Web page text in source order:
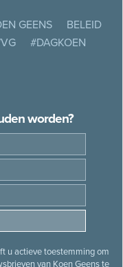
GEENS
BELEID
#DAGKOEN
worden?
u actieve toestemming om
van Koen Geens te